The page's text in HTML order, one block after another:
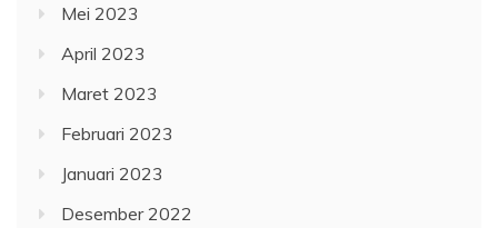
Mei 2023
April 2023
Maret 2023
Februari 2023
Januari 2023
Desember 2022